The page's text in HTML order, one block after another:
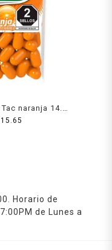
naranja 14.5
g
15.65
Horario de
de Lunes a